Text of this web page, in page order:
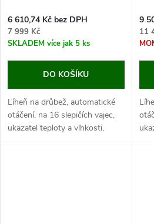
6 610,74 Kč bez DPH
7 999 Kč
SKLADEM více jak 5 ks
DO KOŠÍKU
Líheň na drůbež, automatické
otáčení, na 16 slepičích vajec,
ukazatel teploty a vlhkosti,
digitální regulace teploty (30-
9
11